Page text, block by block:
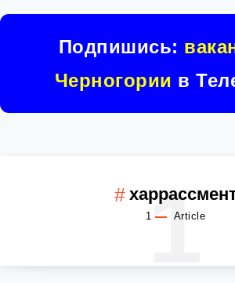
Подпишись:
Черногории в
1 Article
1